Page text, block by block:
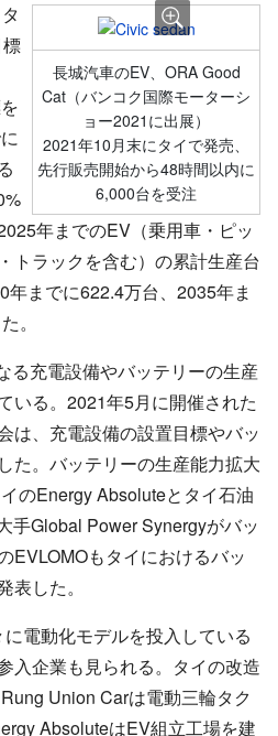
長城汽車のEV、ORA Good
Cat（バンコク国際モーターシ
ョー2021に出展）
2021年10月末にタイで発売、
先行販売開始から48時間以内に
6,000台を受注
年までのEV（乗用車・ピッ
トラックを含む）の累計生産台
までに622.4万台、2035年ま
。
る充電設備やバッテリーの生産
いる。2021年5月に開催された
は、充電設備の設置目標やバッ
た。バッテリーの生産能力拡大
のEnergy Absoluteとタイ石油
手Global Power Synergyがバッ
EVLOMOもタイにおけるバッ
した。
電動化モデルを投入している
入企業も見られる。タイの改造
Union Carは電動三輪タク
AbsoluteはEV組立工場を建